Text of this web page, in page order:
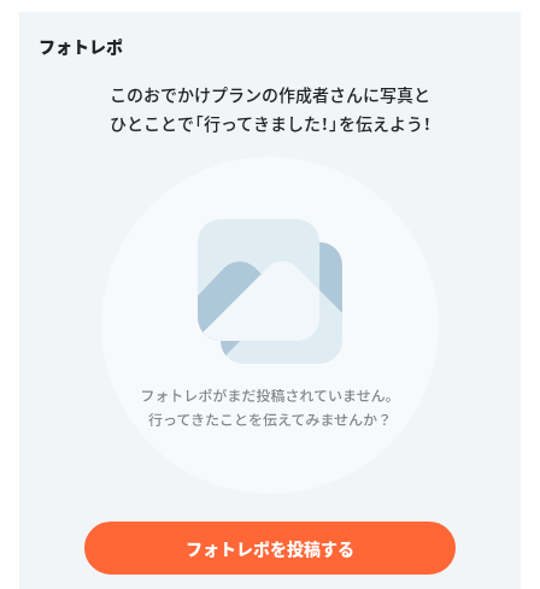
フォトレポ
このおでかけプランの作成者さんに写真と
ひとことで「行ってきました！」を伝えよう！
フォトレポを投稿する